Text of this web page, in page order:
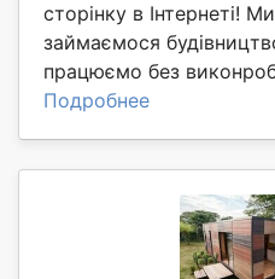
сторінку в Інтернеті!
займаємося
працюємо без
Подробнее